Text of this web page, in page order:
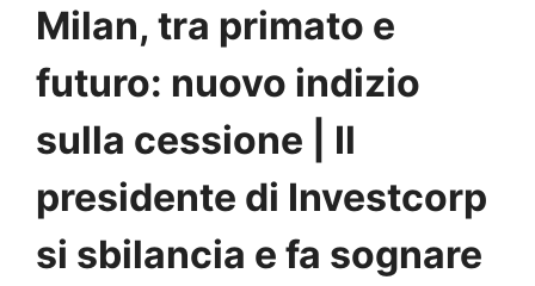
Milan, tra primato e
futuro: nuovo indizio
sulla cessione | Il
presidente di Investcorp
si sbilancia e fa sognare